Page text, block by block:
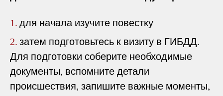
1. для начала изучите повестку
2. затем подготовьтесь к визиту в ГИБДД.
Для подготовки соберите необходимые
документы, вспомните детали
происшествия, запишите важные моменты,